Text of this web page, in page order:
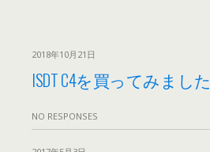
2018年10月21日
ISDT C4を買ってみました
NO RESPONSES